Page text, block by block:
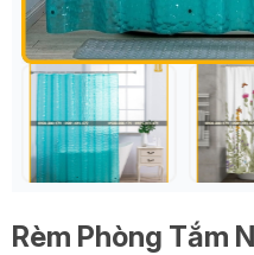
Rèm Phòng Tắm